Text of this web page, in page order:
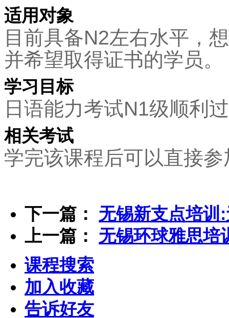
适用对象
目前具备N2左右水平，
并希望取得证书的学员。
学习目标
日语能力考试N1级顺利
相关考试
学完该课程后可以直接
下一篇：
无锡新支点培训
上一篇：
无锡环球雅思培
课程搜索
加入收藏
告诉好友